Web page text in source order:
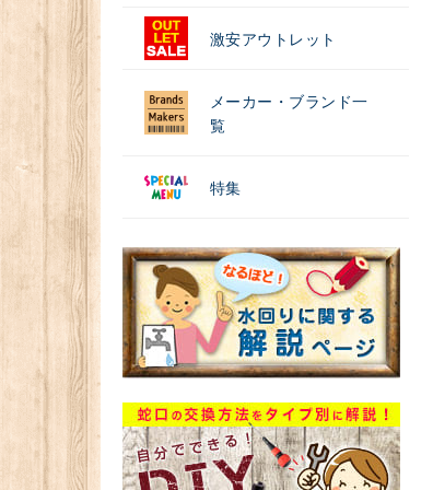
激安アウトレット
メーカー・ブランド一
覧
特集